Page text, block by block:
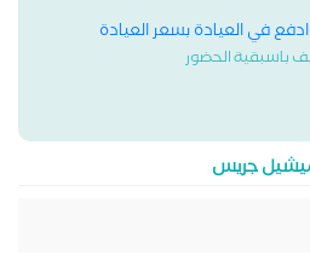
في العيادة بسعر العيادة
باسبقية الحضور
جريس